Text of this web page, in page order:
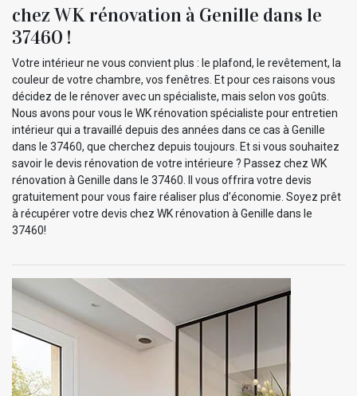
chez WK rénovation à Genille dans le
37460 !
Votre intérieur ne vous convient plus : le plafond, le revêtement, la
couleur de votre chambre, vos fenêtres. Et pour ces raisons vous
décidez de le rénover avec un spécialiste, mais selon vos goûts.
Nous avons pour vous le WK rénovation spécialiste pour entretien
intérieur qui a travaillé depuis des années dans ce cas à Genille
dans le 37460, que cherchez depuis toujours. Et si vous souhaitez
savoir le devis rénovation de votre intérieure ? Passez chez WK
rénovation à Genille dans le 37460. Il vous offrira votre devis
gratuitement pour vous faire réaliser plus d’économie. Soyez prêt
à récupérer votre devis chez WK rénovation à Genille dans le
37460!